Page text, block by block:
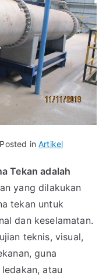
Posted inArtikel
Tekan adalah
yang dilakukan
tekan untuk
dan keselamatan.
teknis, visual,
guna
atau